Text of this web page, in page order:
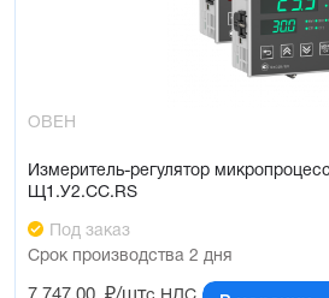
ОВЕН
Измеритель-регулятор
Щ1.У2.СС.RS
Под заказ
Срок производства 2 дня